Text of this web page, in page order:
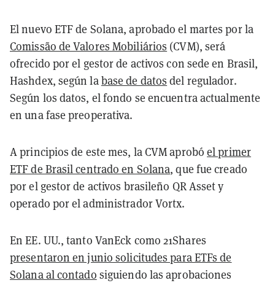
El nuevo ETF de Solana, aprobado el martes por la
Comissão de Valores Mobiliários (CVM), será
ofrecido por el gestor de activos con sede en Brasil,
Hashdex, según labase de datos del regulador.
Según los datos, el fondo se encuentra actualmente
en una fase preoperativa.
A principios de este mes, la CVM aprobóel primer
ETF de Brasil centrado en Solana, que fue creado
por el gestor de activos brasileño QR Asset y
operado por el administrador Vortx.
En EE. UU., tanto VanEck como 21Shares
presentaron en junio solicitudes para ETFs de
Solana al contado siguiendo las aprobaciones